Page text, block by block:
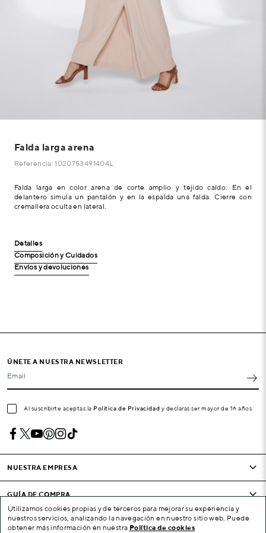
Falda larga arena
Referencia: 1020753491404L
Falda larga en color arena de corte amplio y tejido caído. En el
delantero simula un pantalón y en la espalda una falda. Cierre con
cremallera oculta en lateral.
Detalles
Composición y Cuidados
Envíos y devoluciones
ÚNETE A NUESTRA NEWSLETTER
Email
Al suscribirte aceptas la Política de Privacidad y declaras ser mayor de 16 años.
NUESTRA EMPRESA
GUÍA DE COMPRA
CONDICIONES Y EMPRESA
Utilizamos cookies propias y de terceros para mejorar su experiencia y
nuestros servicios, analizando la navegación en nuestro sitio web. Puede
obtener más información en nuestra Política de cookies